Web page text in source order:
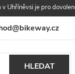
Uhříněvsi je pro
Vrácení a reklamace
HLEDAT